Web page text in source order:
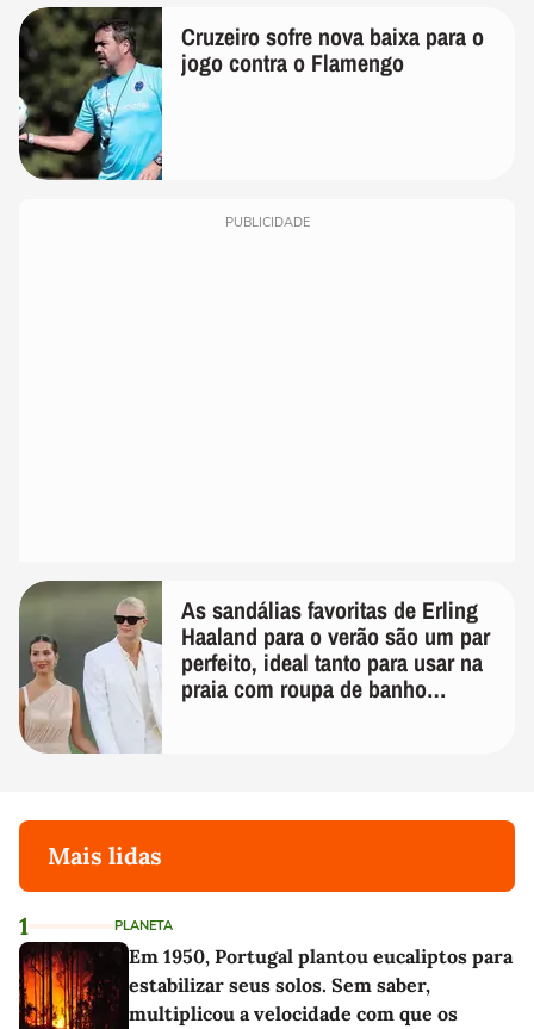
Cruzeiro sofre nova baixa para o
jogo contra o Flamengo
PUBLICIDADE
As sandálias favoritas de Erling
Haaland para o verão são um par
perfeito, ideal tanto para usar na
praia com roupa de banho
Mais lidas
1 PLANETA
Em 1950, Portugal plantou eucaliptos para
estabilizar seus solos. Sem saber,
multiplicou a velocidade com que os